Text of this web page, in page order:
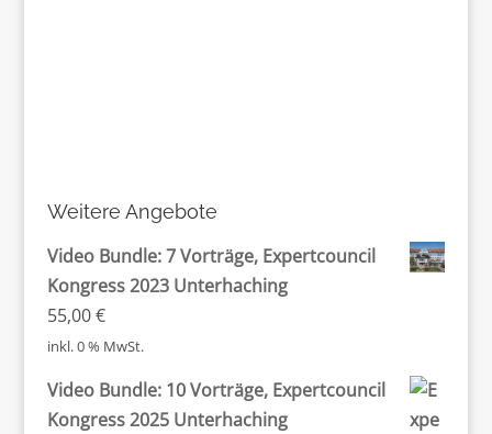
Weitere Angebote
Video Bundle: 7 Vorträge, Expertcouncil
Kongress 2023 Unterhaching
55,00€
inkl. 0 % MwSt.
Video Bundle: 10 Vorträge, Expertcouncil
Kongress 2025 Unterhaching